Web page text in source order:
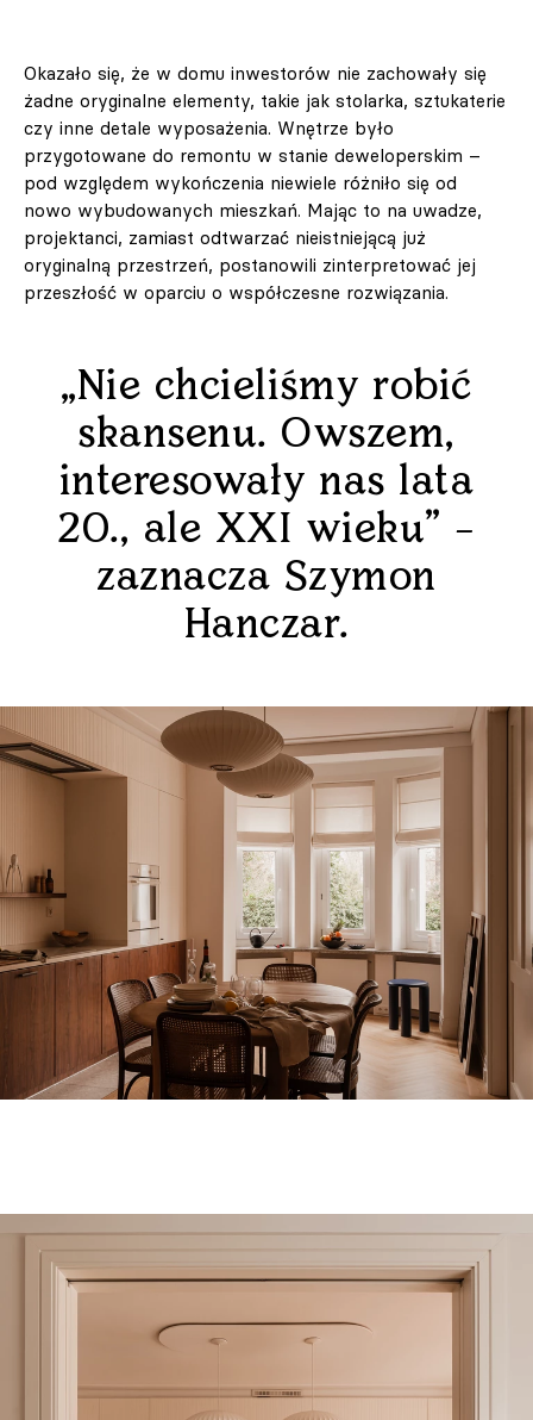
Okazało się, że w domu inwestorów nie zachowały się
żadne oryginalne elementy, takie jak stolarka, sztukaterie
czy inne detale wyposażenia. Wnętrze było
przygotowane do remontu w stanie deweloperskim –
pod względem wykończenia niewiele różniło się od
nowo wybudowanych mieszkań. Mając to na uwadze,
projektanci, zamiast odtwarzać nieistniejącą już
oryginalną przestrzeń, postanowili zinterpretować jej
przeszłość w oparciu o współczesne rozwiązania.
„Nie chcieliśmy robić
skansenu. Owszem,
interesowały nas lata
20., ale XXI wieku” –
zaznacza Szymon
Hanczar.